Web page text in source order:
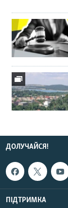
ДОЛУЧАЙСЯ!
ПІДТРИМКА